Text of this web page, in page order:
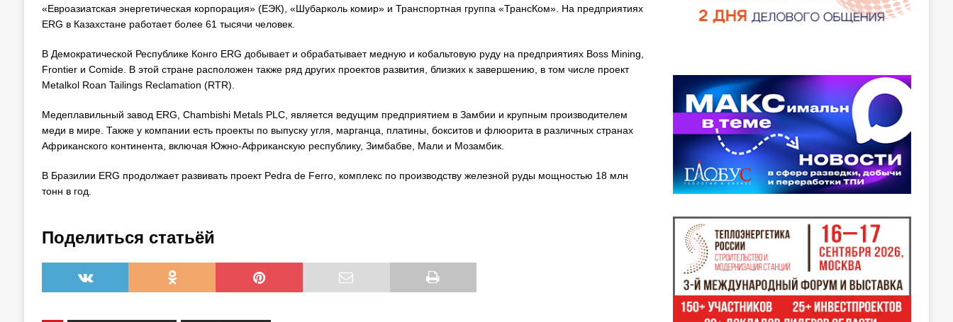
«Евроазиатская энергетическая корпорация» (ЕЭК), «Шубарколь комир» и Транспортная группа «ТрансКом». На предприятиях
ERG в Казахстане работает более 61 тысячи человек.
В Демократической Республике Конго ERG добывает и обрабатывает медную и кобальтовую руду на предприятиях Boss Mining,
Frontier и Comide. В этой стране расположен также ряд других проектов развития, близких к завершению, в том числе проект
Metalkol Roan Tailings Reclamation (RTR).
Медеплавильный завод ERG, Chambishi Metals PLC, является ведущим предприятием в Замбии и крупным производителем
меди в мире. Также у компании есть проекты по выпуску угля, марганца, платины, бокситов и флюорита в различных странах
Африканского континента, включая Южно-Африканскую республику, Зимбабве, Мали и Мозамбик.
В Бразилии ERG продолжает развивать проект Pedra de Ferro, комплекс по производству железной руды мощностью 18 млн
тонн в год.
Поделиться статьёй